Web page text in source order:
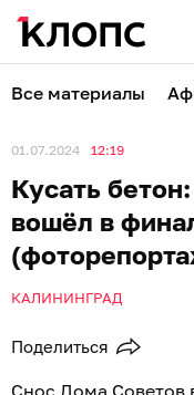
Все материалы
01.07.2024 12:19
Кусать
вошёл в
КАЛИНИНГРАД
Поделиться
Снос Дома Советов